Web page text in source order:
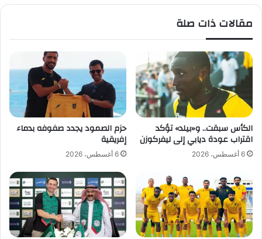
2ل
أ
ر
ق
.
و
ر
ق
ا
ن
ا
مقالات ذات صلة
الكأس سبقت.. و«بيلد» تؤكد
اقتراب عودة ديابي إلى ليفركوزن
6 أغسطس، 2026
حزم الصمود يجدد صفوفه بدماء
إفريقية
6 أغسطس، 2026